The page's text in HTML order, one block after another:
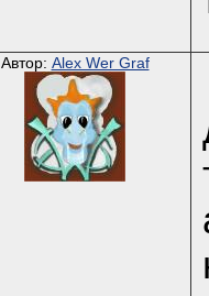
Автор: Alex Wer Graf